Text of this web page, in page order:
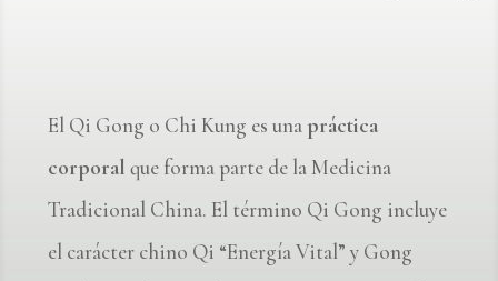
El Qi Gong o Chi Kung es unapráctica
corporal que forma parte de la Medicina
Tradicional China. El término Qi Gong incluye
el carácter chino Qi “Energía Vital” y Gong